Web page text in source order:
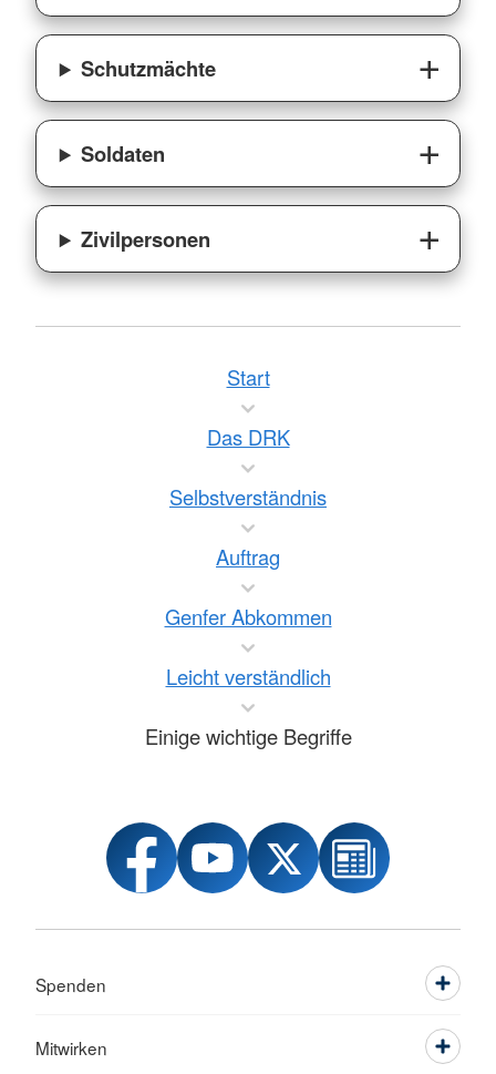
Schutzmächte
Soldaten
Zivilpersonen
Start
Das DRK
Selbstverständnis
Auftrag
Genfer Abkommen
Leicht verständlich
Einige wichtige Begriffe
Spenden
Mitwirken